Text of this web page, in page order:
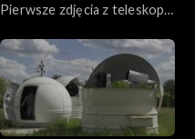
Pierwsze zdjęcia z teleskopu